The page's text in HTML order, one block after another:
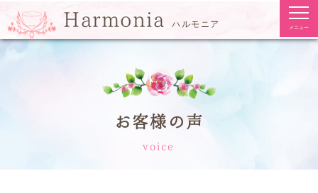
Harmonia ハルモニア メニュー
お客様の声
voice